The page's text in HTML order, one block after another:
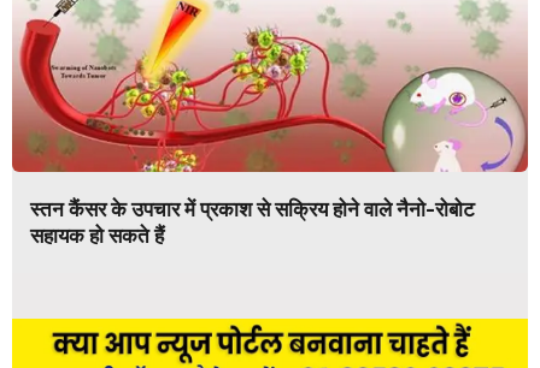
स्तन कैंसर के उपचार में प्रकाश से सक्रिय होने वाले नैनो-रोबोट
सहायक हो सकते हैं